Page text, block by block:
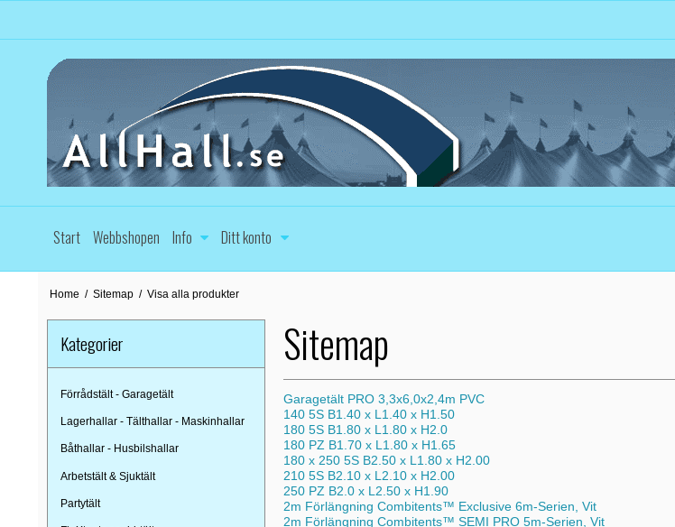
Start Webbshopen Info Ditt konto
Home / Sitemap / Visa alla produkter
Kategorier
Förrådstält - Garagetält
Lagerhallar - Tälthallar - Maskinhallar
Båthallar - Husbilshallar
Arbetstält & Sjuktält
Partytält
Sitemap
Garagetält PRO 3,3x6,0x2,4m PVC
140 5S B1.40 x L1.40 x H1.50
180 5S B1.80 x L1.80 x H2.0
180 PZ B1.70 x L1.80 x H1.65
180 x 250 5S B2.50 x L1.80 x H2.00
210 5S B2.10 x L2.10 x H2.00
250 PZ B2.0 x L2.50 x H1.90
2m Förlängning Combitents™ Exclusive 6m-Serien, Vit
2m Förlängning Combitents™ SEMI PRO 5m-Serien, Vit